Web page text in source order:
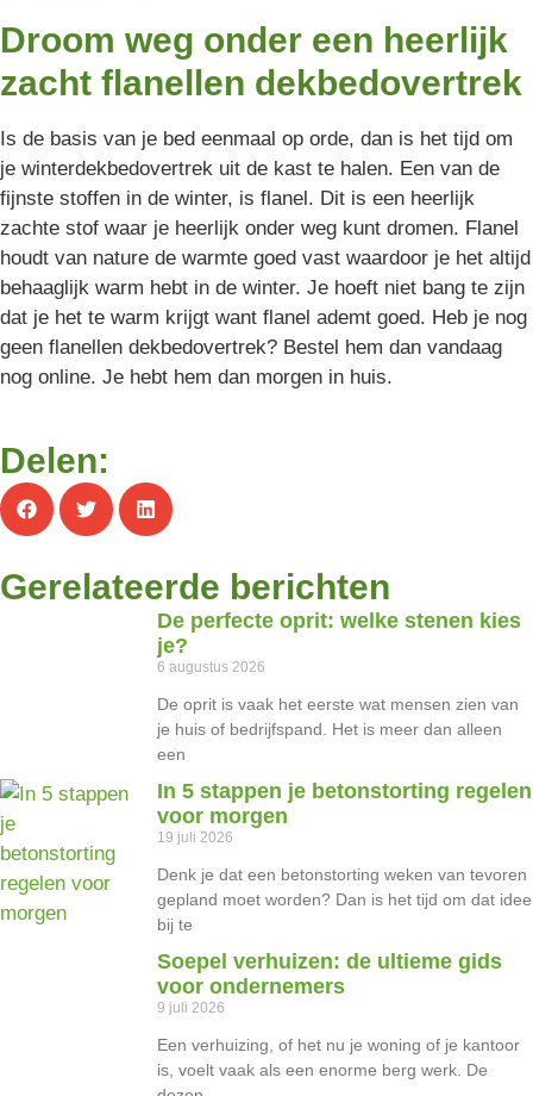
Droom weg onder een heerlijk
zacht flanellen dekbedovertrek
Is de basis van je bed eenmaal op orde, dan is het tijd om
je winterdekbedovertrek uit de kast te halen. Een van de
fijnste stoffen in de winter, is flanel. Dit is een heerlijk
zachte stof waar je heerlijk onder weg kunt dromen. Flanel
houdt van nature de warmte goed vast waardoor je het altijd
behaaglijk warm hebt in de winter. Je hoeft niet bang te zijn
dat je het te warm krijgt want flanel ademt goed. Heb je nog
geen flanellen dekbedovertrek? Bestel hem dan vandaag
nog online. Je hebt hem dan morgen in huis.
Delen:
Gerelateerde berichten
De perfecte oprit: welke stenen kies
je?
6 augustus 2026
De oprit is vaak het eerste wat mensen zien van
je huis of bedrijfspand. Het is meer dan alleen
een
In 5 stappen je betonstorting regelen
voor morgen
19 juli 2026
Denk je dat een betonstorting weken van tevoren
gepland moet worden? Dan is het tijd om dat idee
bij te
Soepel verhuizen: de ultieme gids
voor ondernemers
9 juli 2026
Een verhuizing, of het nu je woning of je kantoor
is, voelt vaak als een enorme berg werk. De